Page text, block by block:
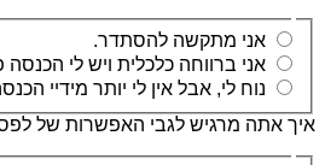
אני מתקשה להסתדר.
אני ברווחה כלכלית ויש לי הכנסה
נוח לי, אבל אין לי יותר מידיי
איך אתה מרגיש לגבי האפשרות של